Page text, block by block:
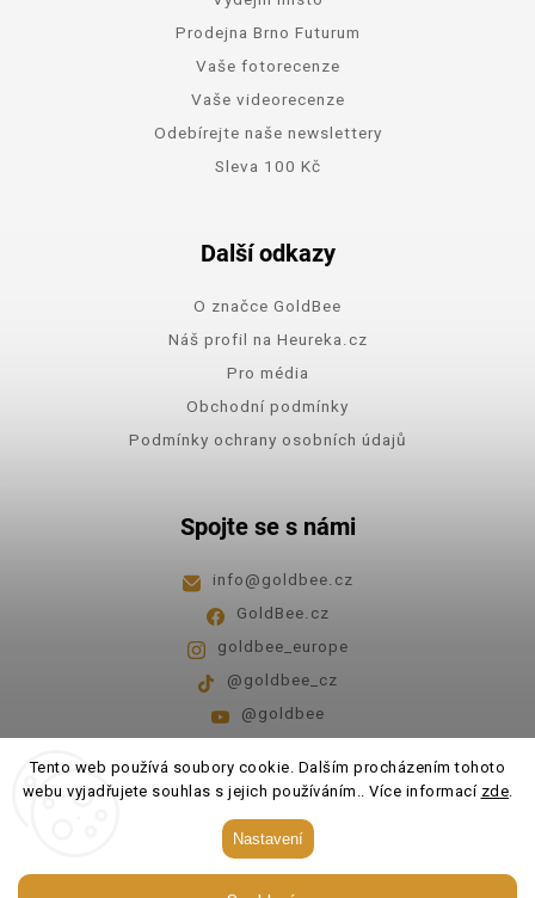
Tento web používá soubory cookie. Dalším procházením tohoto
webu vyjadřujete souhlas s jejich používáním.. Více informací zde.
Nastavení
Prodejna Brno Futurum
Vaše fotorecenze
Vaše videorecenze
Odebírejte naše newslettery
Sleva 100 Kč
Další odkazy
O značce GoldBee
Náš profil na Heureka.cz
Pro média
Obchodní podmínky
Podmínky ochrany osobních údajů
Spojte se s námi
info@goldbee.cz
GoldBee.cz
goldbee_europe
@goldbee_cz
@goldbee
Pondělí - pátek 8:00-14:00
GoldBee. Všechna práva vyhrazena.
Upravit nastavení cookies